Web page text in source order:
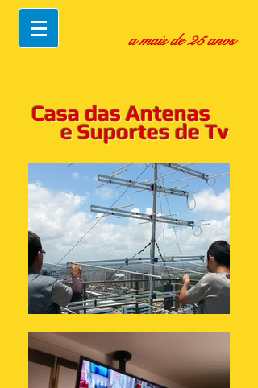
a mais de 25 anos
Casa das Antenas
e Suportes de Tv